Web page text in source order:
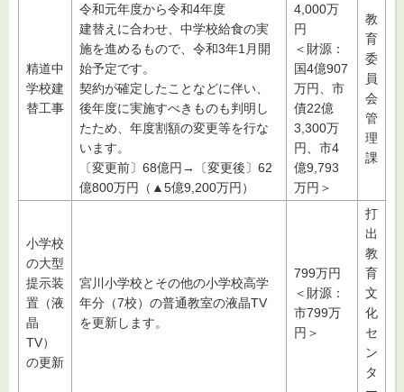
精道中
学校建
替工事
令和元年度から令和4年度
建替えに合わせ、中学校給食の実
施を進めるもので、令和3年1月開
始予定です。
契約が確定したことなどに伴い、
後年度に実施すべきものも判明し
たため、年度割額の変更等を行な
います。
〔変更前〕68億円→〔変更後〕62
億800万円（▲5億9,200万円）
4,000万
円
＜財源：
国4億907
万円、市
債22億
3,300万
円、市4
億9,793
万円＞
教
育
委
員
会
管
理
課
小学校
の大型
提示装
置（液
晶
TV）
の更新
宮川小学校とその他の小学校高学
年分（7校）の普通教室の液晶TV
を更新します。
799万円
＜財源：
市799万
円＞
打
出
教
育
文
化
セ
ン
タ